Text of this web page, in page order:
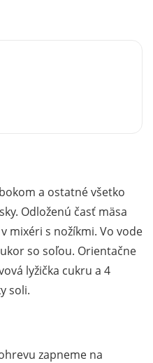
a ostatné všetko
Odloženú časť mäsa
mixéri s nožíkmi. Vo vode
so soľou. Orientačne
lyžička cukru a 4
soli.
zapneme na